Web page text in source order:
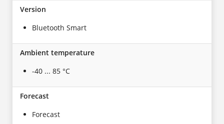
Version
Bluetooth Smart
Ambient temperature
-40 ... 85 °C
Forecast
Forecast